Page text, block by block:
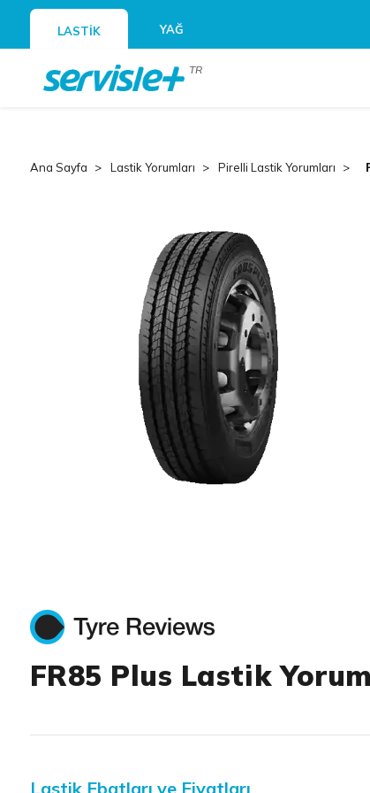
LASTİK YAĞ
TR
Ana Sayfa Lastik Yorumları Pirelli Lastik Yorumları
FR85 Plus Lastik
Lastik Ebatları ve Fiyatları